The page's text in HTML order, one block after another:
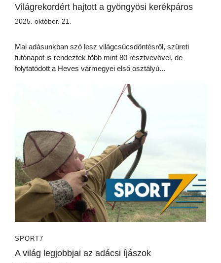
Világrekordért hajtott a gyöngyösi kerékpáros
2025. október. 21.
Mai adásunkban szó lesz világcsúcsdöntésről, szüreti
futónapot is rendeztek több mint 80 résztvevővel, de
folytatódott a Heves vármegyei első osztályú...
SPORT7
A világ legjobbjai az adácsi íjászok